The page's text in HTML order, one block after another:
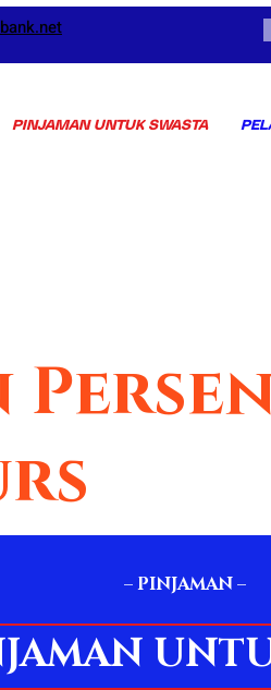
PINJAMAN UNTUK SWASTA
– PINJAMAN –